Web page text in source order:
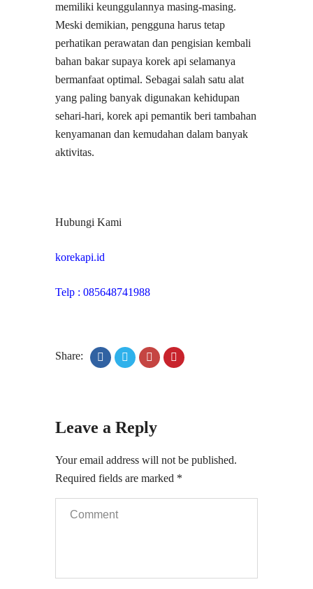
memiliki keunggulannya masing-masing.
Meski demikian, pengguna harus tetap
perhatikan perawatan dan pengisian kembali
bahan bakar supaya korek api selamanya
bermanfaat optimal. Sebagai salah satu alat
yang paling banyak digunakan kehidupan
sehari-hari, korek api pemantik beri tambahan
kenyamanan dan kemudahan dalam banyak
aktivitas.
Hubungi Kami
korekapi.id
Telp : 085648741988
Share:
Leave a Reply
Your email address will not be published.
Required fields are marked *